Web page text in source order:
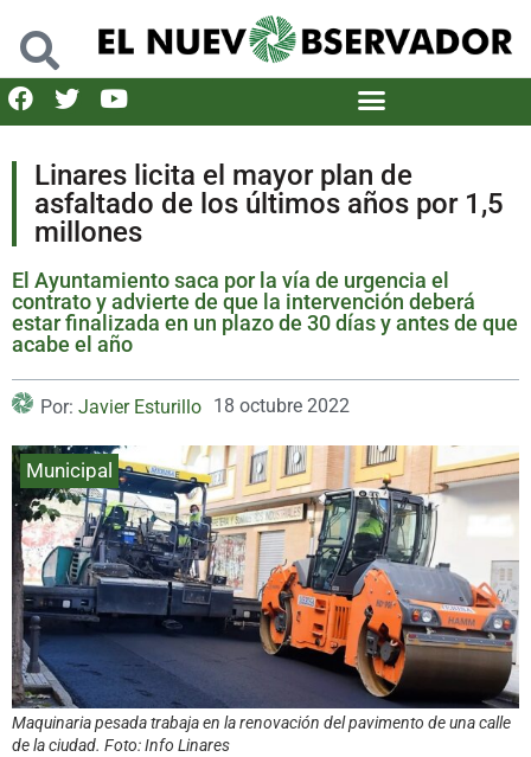
Linares licita el mayor plan de
asfaltado de los últimos años por 1,5
millones
El Ayuntamiento saca por la vía de urgencia el
contrato y advierte de que la intervención deberá
estar finalizada en un plazo de 30 días y antes de que
acabe el año
Por: Javier Esturillo 18 octubre 2022
Municipal
Maquinaria pesada trabaja en la renovación del pavimento de una calle
de la ciudad. Foto: Info Linares